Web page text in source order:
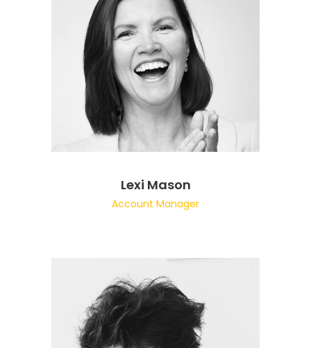
Lexi Mason
Account Manager